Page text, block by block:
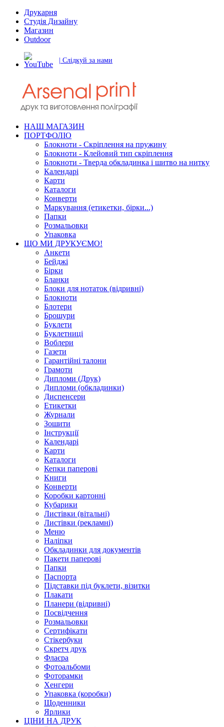
Друкарня
Студія Дизайну
Магазин
Outdoor
| Слідкуй за нами
НАШ МАГАЗИН
ПОРТФОЛІО
Блокноти - Скріплення на пружину
Блокноти - Клейовий тип скріплення
Блокноти - Тверда обкладинка і шитво на нитку
Календарі
Карти
Каталоги
Конверти
Маркування (етикетки, бірки...)
Папки
Розмальовки
Упаковка
ЩО МИ ДРУКУЄМО!
Анкети
Бейджі
Бірки
Бланки
Блоки для нотаток (відривні)
Блокноти
Блотери
Брошури
Буклети
Буклетниці
Воблери
Газети
Гарантійні талони
Грамоти
Дипломи (Друк)
Дипломи (обкладинки)
Диспенсери
Етикетки
Журнали
Зошити
Інструкції
Календарі
Карти
Каталоги
Кепки паперові
Книги
Конверти
Коробки картонні
Кубарики
Листівки (вітальні)
Листівки (рекламні)
Меню
Наліпки
Обкладинки для документів
Пакети паперові
Папки
Паспорта
Підставки під буклети, візитки
Плакати
Планери (відривні)
Посвідчення
Розмальовки
Сертифікати
Стікербуки
Скретч друк
Флаєра
Фотоальбоми
Фоторамки
Хенгери
Упаковка (коробки)
Щоденники
Ярлики
ЦІНИ НА ДРУК